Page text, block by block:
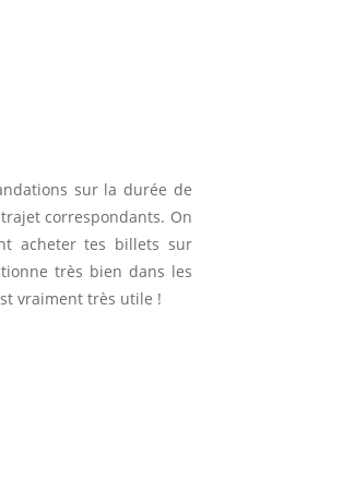
sur la durée de
correspondants. On
acheter tes billets sur
très bien dans les
vraiment très utile !